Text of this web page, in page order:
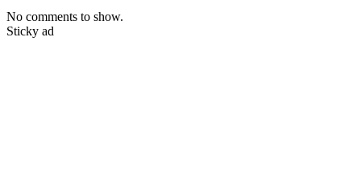
No comments to show.
Sticky ad